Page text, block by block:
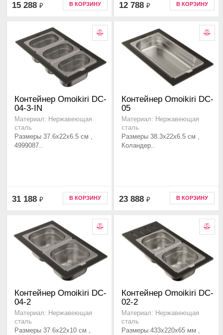
15 288 ₽ В КОРЗИНУ 12 788 ₽ В КОРЗИНУ
Контейнер Omoikiri DC-
04-3-IN
Материал: Нержавеющая
сталь
Размеры 37.6x22x6.5 см ,
4999087..
31 188 ₽ В КОРЗИНУ
Контейнер Omoikiri DC-
05
Материал: Нержавеющая
сталь
Размеры 38.3x22x6.5 см ,
Коландер..
23 888 ₽ В КОРЗИНУ
Контейнер Omoikiri DC-
04-2
Материал: Нержавеющая
сталь
Размеры 37.6x22x10 см ,
Контейнер Omoikiri DC-
02-2
Материал: Нержавеющая
сталь
Размеры 433x220x65 мм ,